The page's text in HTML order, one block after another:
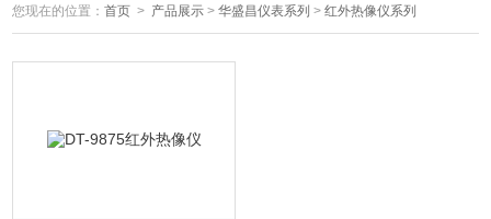
您现在的位置：首页 > 产品展示 >华盛昌仪表系列 >红外热像仪系列